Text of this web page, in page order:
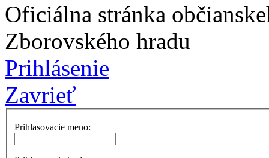
Oficiálna stránka
Zborovského hradu
Prihlásenie
Zavrieť
Prihlasovacie meno: